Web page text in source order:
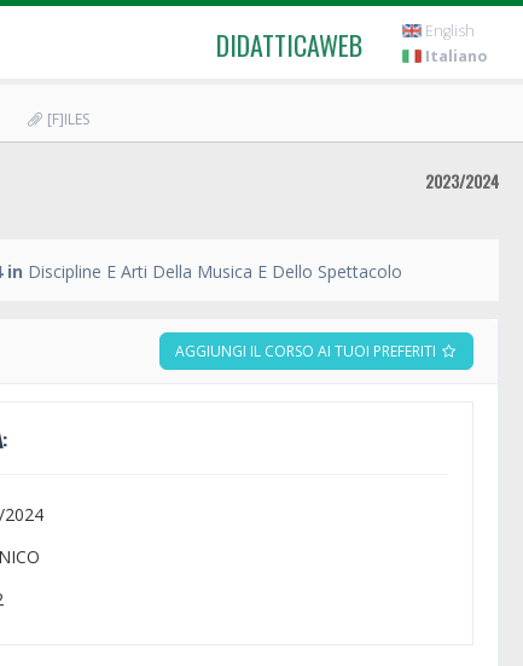
DIDATTICAWEB
English
Italiano
[F]ILES
2023/2024
in Discipline E Arti Della Musica E Dello Spettacolo
AGGIUNGI IL CORSO AI TUOI PREFERITI
2024